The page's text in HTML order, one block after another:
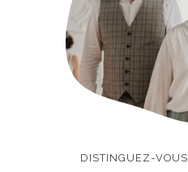
DISTINGUEZ-